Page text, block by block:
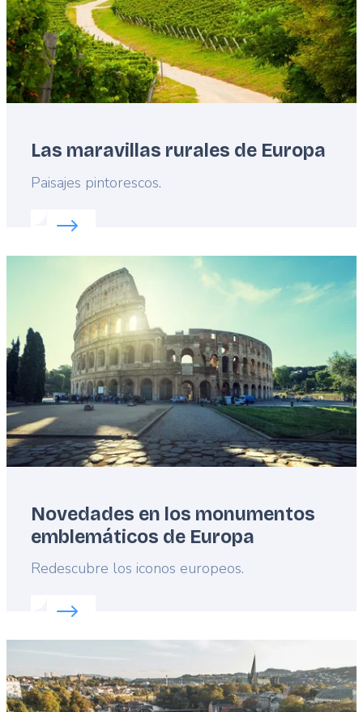
Las maravillas rurales de Europa
Lead
Paisajes pintorescos.
Read more about:
Novedades en los monumentos
emblemáticos de Europa
Lead
Redescubre los iconos europeos.
Read more about:
image